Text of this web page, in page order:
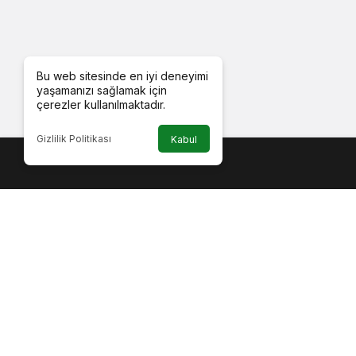
Bu web sitesinde en iyi deneyimi
yaşamanızı sağlamak için
çerezler kullanılmaktadır.
Gizlilik Politikası Kabul